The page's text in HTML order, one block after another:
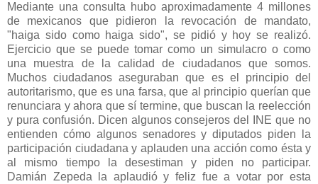
Mediante una consulta hubo aproximadamente 4 millones
de mexicanos que pidieron la revocación de mandato,
"haiga sido como haiga sido", se pidió y hoy se realizó.
Ejercicio que se puede tomar como un simulacro o como
una muestra de la calidad de ciudadanos que somos.
Muchos ciudadanos aseguraban que es el principio del
autoritarismo, que es una farsa, que al principio querían que
renunciara y ahora que sí termine, que buscan la reelección
y pura confusión. Dicen algunos consejeros del INE que no
entienden cómo algunos senadores y diputados piden la
participación ciudadana y aplauden una acción como ésta y
al mismo tiempo la desestiman y piden no participar.
Damián Zepeda la aplaudió y feliz fue a votar por esta